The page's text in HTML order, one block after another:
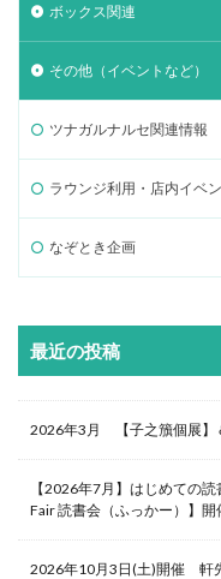
ボックス関連
その他（イベントなど）
ツナガルナルセ関連情報
ラウンジ利用・店内イベ
なぞとき企画
最近の投稿
2026年3月 【子之籏個展】
【2026年7月】はじめての
Fair 読書会（ふっかー）】開
2026年10月3日(土)開催 軒